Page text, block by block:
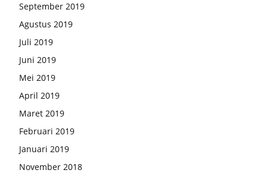
September 2019
Agustus 2019
Juli 2019
Juni 2019
Mei 2019
April 2019
Maret 2019
Februari 2019
Januari 2019
November 2018